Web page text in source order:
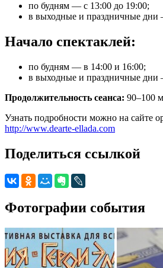
по будням — с 13:00 до 19:00;
в выходные и праздничные дни
Начало спектаклей:
по будням — в 14:00 и 16:00;
в выходные и праздничные дни
Продолжительность сеанса: 90–100
Узнать подробности можно на сайте
http://www.dearte-ellada.com
Поделиться ссылкой
Фотографии события